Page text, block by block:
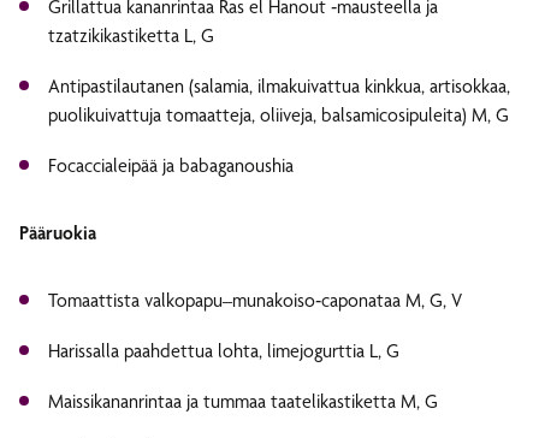
Grillattua kananrintaa Ras el Hanout ‑mausteella ja
tzatzikikastiketta L, G
Antipastilautanen (salamia, ilmakuivattua kinkkua, artisokkaa,
puolikuivattuja tomaatteja, oliiveja, balsamicosipuleita) M, G
Focaccialeipää ja babaganoushia
Pääruokia
Tomaattista valkopapu–munakoiso‑caponataa M, G, V
Harissalla paahdettua lohta, limejogurttia L, G
Maissikananrintaa ja tummaa taatelikastiketta M, G